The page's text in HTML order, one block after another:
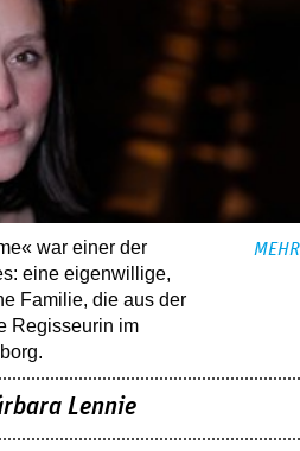
war einer der
eine eigenwillige,
­Familie, die aus der
Regisseurin im
MEHR
Lennie